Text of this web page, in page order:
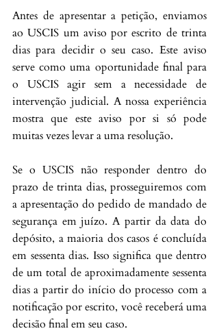
Antes de apresentar a petição, enviamos
ao USCIS um aviso por escrito de trinta
dias para decidir o seu caso. Este aviso
serve como uma oportunidade final para
o USCIS agir sem a necessidade de
intervenção judicial. A nossa experiência
mostra que este aviso por si só pode
muitas vezes levar a uma resolução.
Se o USCIS não responder dentro do
prazo de trinta dias, prosseguiremos com
a apresentação do pedido de mandado de
segurança em juízo. A partir da data do
depósito, a maioria dos casos é concluída
em sessenta dias. Isso significa que dentro
de um total de aproximadamente sessenta
dias a partir do início do processo com a
notificação por escrito, você receberá uma
decisão final em seu caso.